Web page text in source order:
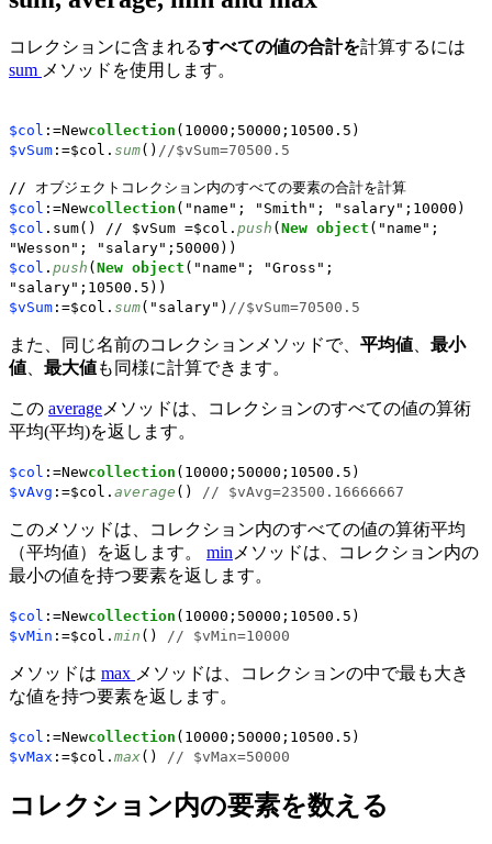
コレクションに含まれるすべての値の合計を計算するには
sum メソッドを使用します。
$col :=Newcollection (10000;50000;10500.5)
$vSum :=$col. sum() //$vSum=70500.5
// オブジェクトコレクション内のすべての要素の合計を計算
$col :=Newcollection ("name"; "Smith"; "salary";10000)
$col .sum() // $vSum =$col. push (New object ("name";
"Wesson"; "salary";50000))
$col . push (New object ("name"; "Gross";
"salary";10500.5))
$vSum :=$col. sum("salary") //$vSum=70500.5
また、同じ名前のコレクションメソッドで、 平均値
最小
値
最大値も同様に計算できます。
この average メソッドは、コレクションのすべての値の算術
平均(平均)を返します。
$col :=Newcollection (10000;50000;10500.5)
$vAvg :=$col. average () // $vAvg=23500.16666667
このメソッドは、コレクション内のすべての値の算術平均
（平均値）を返します。 min メソッドは、コレクション内の
最小の値を持つ要素を返します。
$col :=Newcollection (10000;50000;10500.5)
$vMin :=$col. min () // $vMin=10000
メソッドは max メソッドは、コレクションの中で最も大き
な値を持つ要素を返します。
$col :=Newcollection (10000;50000;10500.5)
$vMax :=$col. max() // $vMax=50000
コレクション内の要素を数える